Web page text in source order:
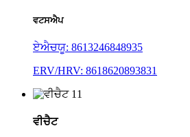
ਵਟਸਐਪ
ਏਐਚਯੂ: 8613246848935
ERV/HRV: 8618620893831
ਵੀਚੈਟ